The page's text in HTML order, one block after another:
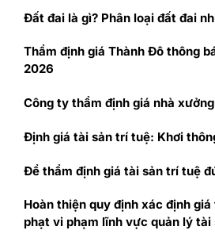
Đất đai là gì? Phân loại đất đai
Thẩm định giá Thành Đô thông
2026
Công ty thẩm định giá nhà xưởng
Định giá tài sản trí tuệ: Khơi
Để thẩm định giá tài sản trí tuệ
Hoàn thiện quy định xác định
phạt vi phạm lĩnh vực quản lý tài